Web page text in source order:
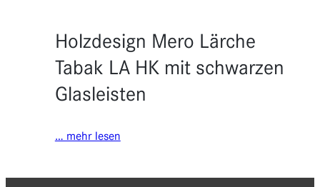
Holzdesign Mero Lärche
Tabak LA HK mit schwarzen
Glasleisten
… mehr lesen